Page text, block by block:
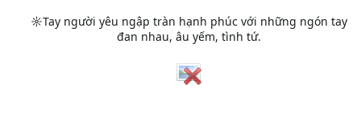
☼Tay người yêu ngập tràn hạnh phúc với những ngón tay
đan nhau, âu yếm, tình tứ.